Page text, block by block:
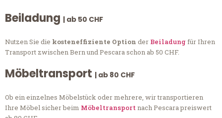
Beiladung | ab 50 CHF
Nutzen Sie die kosteneffiziente Option der Beiladung für Ihren
Transport zwischen Bern und Pescara schon ab 50 CHF.
Möbeltransport | ab 80 CHF
Ob ein einzelnes Möbelstück oder mehrere, wir transportieren
Ihre Möbel sicher beim Möbeltransportnach Pescara preiswert